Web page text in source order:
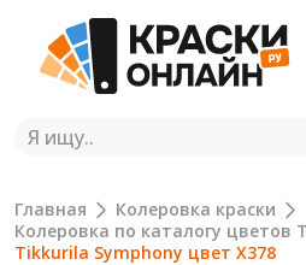
Главная
Колеровка краски
Колеровка по каталогу цветов
Tikkurila Symphony цвет X378